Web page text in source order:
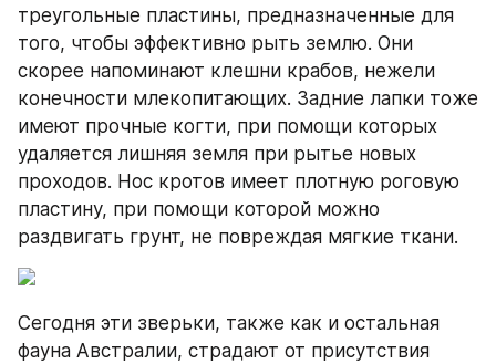
треугольные пластины, предназначенные для
того, чтобы эффективно рыть землю. Они
скорее напоминают клешни крабов, нежели
конечности млекопитающих. Задние лапки тоже
имеют прочные когти, при помощи которых
удаляется лишняя земля при рытье новых
проходов. Нос кротов имеет плотную роговую
пластину, при помощи которой можно
раздвигать грунт, не повреждая мягкие ткани.
Сегодня эти зверьки, также как и остальная
фауна Австралии, страдают от присутствия